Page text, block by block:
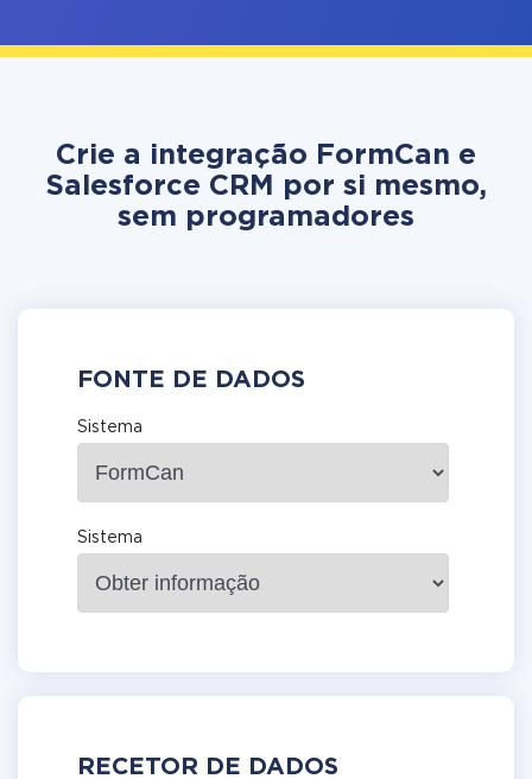
Crie a integração FormCan e
Salesforce CRM por si mesmo,
sem programadores
FONTE DE DADOS
Sistema
Sistema
RECETOR DE DADOS